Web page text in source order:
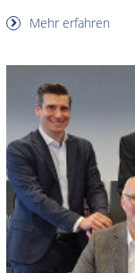
Mehr erfahren